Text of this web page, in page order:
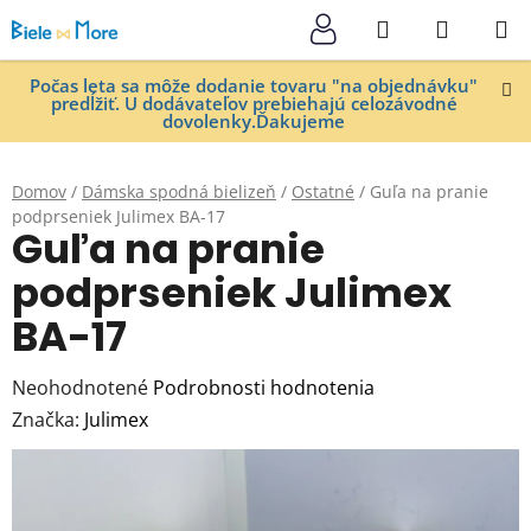
na
obsah
Počas leta sa môže dodanie tovaru "na objednávku"
predĺžiť. U dodávateľov prebiehajú celozávodné
dovolenky.Ďakujeme
Hľadať
KOŠÍK
Domov / Dámska spodná bielizeň / Ostatné / Guľa na pranie
podprseniek Julimex BA-17
Guľa na pranie
podprseniek Julimex
BA-17
Priemerné
hodnotenie
produktu
Neohodnotené Podrobnosti hodnotenia
Značka: Julimex